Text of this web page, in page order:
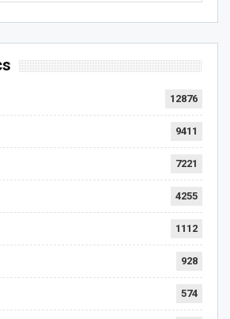
12876
9411
7221
4255
1112
928
574